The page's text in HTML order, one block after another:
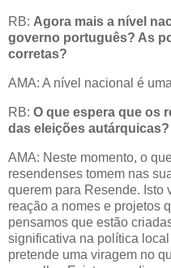
RB: Agora mais a nível
governo português? As
corretas?
AMA: A nível nacional é
RB: O que espera que os
das eleições autárquicas?
AMA: Neste momento, o
resendenses tomem nas
querem para Resende. Isto
reação a nomes e projetos
pensamos que estão
significativa na política
pretende uma viragem no